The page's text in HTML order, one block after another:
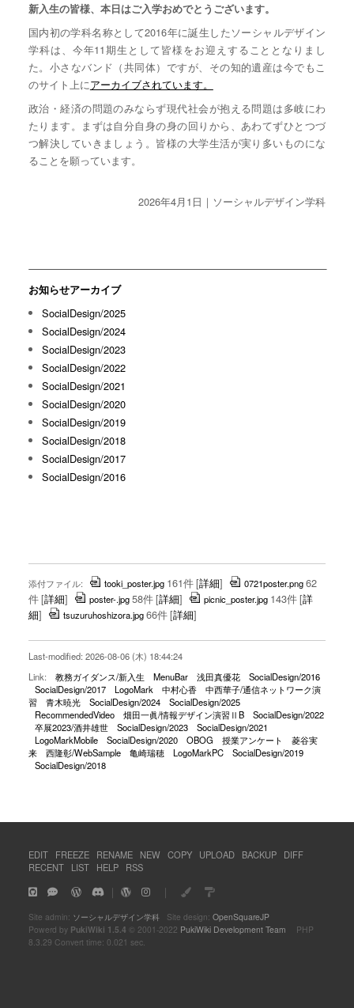
新入生の皆様、本日はご入学おめでとうございます。
国内初の学科名称として2016年に誕生したソーシャルデザイン
学科は、今年11期生として皆様をお迎えすることとなりまし
た。小さなバンド（共同体）ですが、その知的遺産は今でもこ
のサイト上にアーカイブされています。
政治・経済の問題のみならず現代社会が抱える問題は多岐にわ
たります。まずは自分自身の身の回りから、あわてずひとつづ
つ解決していきましょう。皆様の大学生活が実り多いものにな
ることを願っています。
2026年4月1日｜ソーシャルデザイン学科
お知らせアーカイブ
SocialDesign/2025
SocialDesign/2024
SocialDesign/2023
SocialDesign/2022
SocialDesign/2021
SocialDesign/2020
SocialDesign/2019
SocialDesign/2018
SocialDesign/2017
SocialDesign/2016
添付ファイル: tooki_poster.jpg 161件[詳細] 0721poster.png62
件[詳細] poster-.jpg58件[詳細] picnic_poster.jpg 143件[詳
細] tsuzuruhoshizora.jpg66件[詳細]
Last-modified: 2026-08-06 (木) 18:44:24
Link:
教務ガイダンス/新入生 MenuBar 浅田真優花
SocialDesign/2016
SocialDesign/2017
LogoMark 中村心香
中西華子/通信ネットワーク演
習
青木暁光 SocialDesign/2024
SocialDesign/2025
RecommendedVideo
畑田一眞/情報デザイン演習ⅡB
SocialDesign/2022
卒展2023/酒井雄世
SocialDesign/2023
SocialDesign/2021
LogoMarkMobile
SocialDesign/2020 OBOG 授業アンケート
菱谷実
来
西隆彰/WebSample 亀崎瑞穂 LogoMarkPC
SocialDesign/2019
SocialDesign/2018
EDIT FREEZE RENAME NEW COPY UPLOAD BACKUP
DIFF
RECENT
LIST HELP RSS
｜ ｜
Site admin: ソーシャルデザイン学科Site design: OpenSquareJP
Powerd by PukiWiki 1.5.4 © 2001-2022 PukiWiki Development Team PHP
8.3.29 Convert time: 0.021 sec.